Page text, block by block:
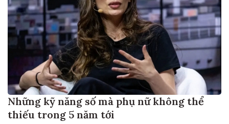
Những kỹ năng số mà phụ nữ không thể
thiếu trong 5 năm tới